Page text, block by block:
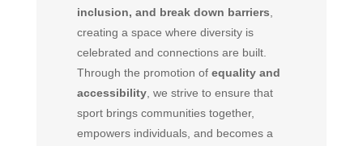
inclusion, and break down barriers,
creating a space where diversity is
celebrated and connections are built.
Through the promotion of equality and
accessibility, we strive to ensure that
sport brings communities together,
empowers individuals, and becomes a